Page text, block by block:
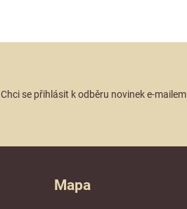
Chci se přihlásit k odběru novinek e-mailem
Mapa